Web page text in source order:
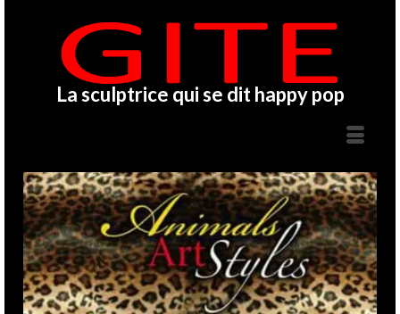
La sculptrice qui se dit happy pop